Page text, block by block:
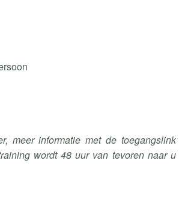
meer informatie met de toegangslink
wordt 48 uur van tevoren naar u